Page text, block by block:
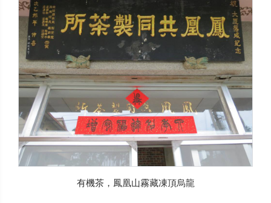
有機茶，鳳凰山霧藏凍頂烏龍